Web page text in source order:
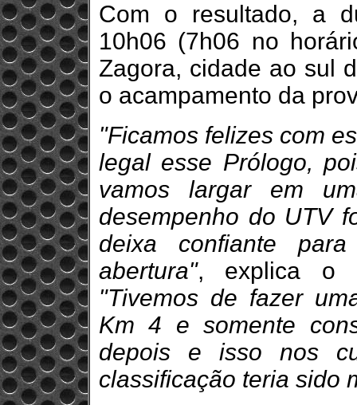
Com o resultado, a
10h06 (7h06 no
Zagora, cidade ao sul
o acampamento da
"Ficamos felizes com
legal esse Prólogo,
vamos largar em
desempenho do UTV
deixa confiante
abertura", explica o
"Tivemos de fazer
Km 4 e somente
depois e isso nos
classificação teria sido